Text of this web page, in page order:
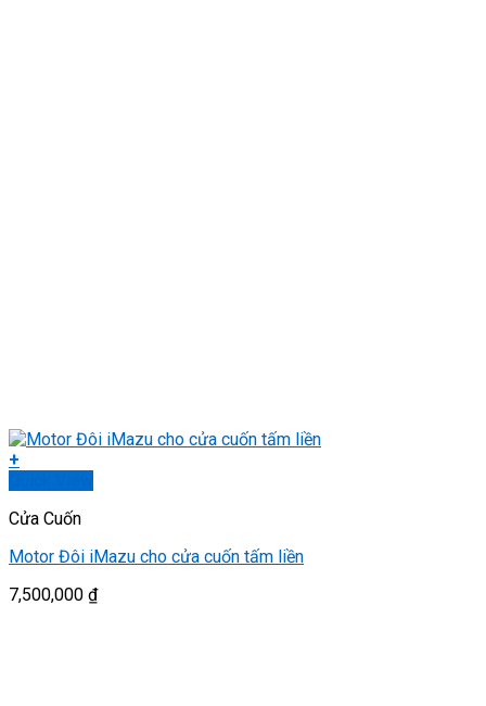
+
Cửa Cuốn
Motor Đôi iMazu cho cửa cuốn tấm liền
7,500,000 ₫